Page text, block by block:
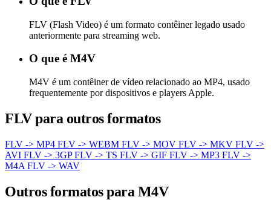
FLV (Flash Video) é um formato contêiner legado usado
anteriormente para streaming web.
O que é M4V
M4V é um contêiner de vídeo relacionado ao MP4, usado
frequentemente por dispositivos e players Apple.
FLV para outros formatos
FLV -> MP4 FLV -> WEBM FLV -> MOV FLV -> MKV FLV ->
AVI FLV -> 3GPFLV -> TS FLV -> GIF FLV -> MP3 FLV ->
M4A FLV -> WAV
Outros formatos para M4V